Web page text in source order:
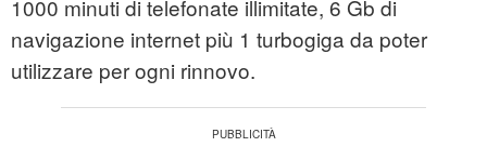
1000 minuti di telefonate illimitate, 6 Gb di
navigazione internet più 1 turbogiga da poter
utilizzare per ogni rinnovo.